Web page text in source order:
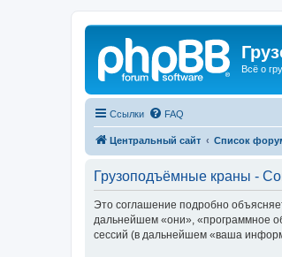
Всё о
Ссылки FAQ
Центральный сайт Список
Грузоподъёмные краны -
Это соглашение подробно
дальнейшем «они», «программное
сессий (в дальнейшем «ваша